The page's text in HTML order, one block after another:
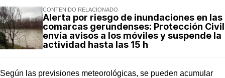
CONTENIDO RELACIONADO
Alerta por riesgo de inundaciones en las
comarcas gerundenses: Protección Civil
envía avisos a los móviles y suspende la
actividad hasta las 15 h
Según las previsiones meteorológicas, se pueden acumular